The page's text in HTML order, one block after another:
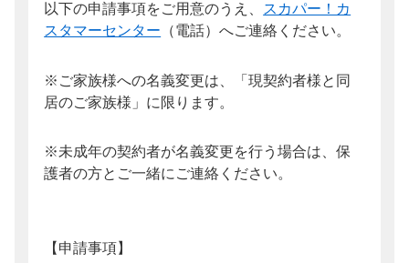
以下の申請事項をご用意のうえ、
スカパー！カ
スタマーセンター （電話）へご連絡ください。
※ご家族様への名義変更は、「現契約者様と同
居のご家族様」に限ります。
※未成年の契約者が名義変更を行う場合は、保
護者の方とご一緒にご連絡ください。
【申請事項】